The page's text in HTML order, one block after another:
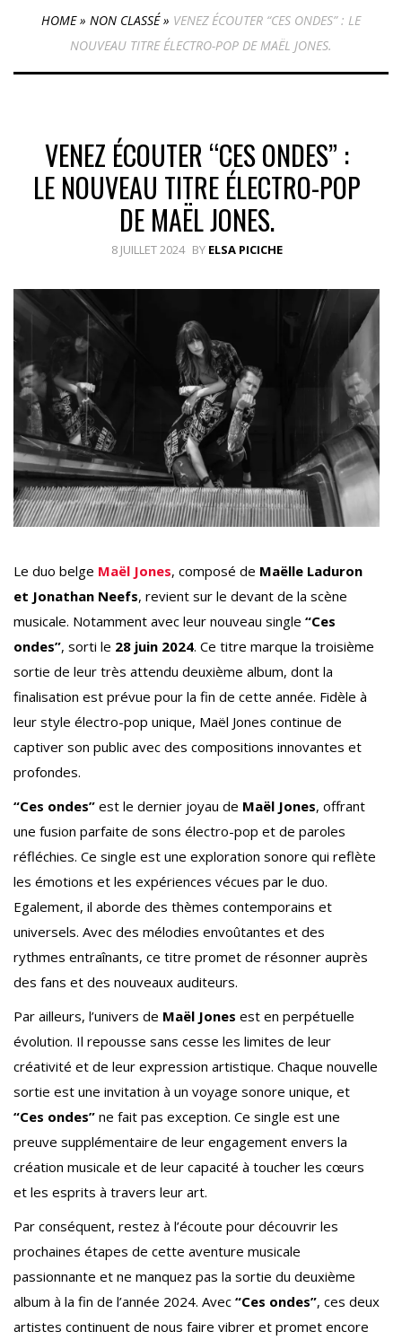
HOME» NON CLASSÉ» VENEZ ÉCOUTER “CES ONDES” : LE
NOUVEAU TITRE ÉLECTRO-POP DE MAËL JONES.
VENEZ ÉCOUTER “CES ONDES” :
LE NOUVEAU TITRE ÉLECTRO-POP
DE MAËL JONES.
8 JUILLET 2024 BY ELSA PICICHE
Le duo belge Maël Jones, composé de Maëlle Laduron
et Jonathan Neefs, revient sur le devant de la scène
musicale. Notamment avec leur nouveau single “Ces
ondes”, sorti le 28 juin 2024. Ce titre marque la troisième
sortie de leur très attendu deuxième album, dont la
finalisation est prévue pour la fin de cette année. Fidèle à
leur style électro-pop unique, Maël Jones continue de
captiver son public avec des compositions innovantes et
profondes.
“Ces ondes” est le dernier joyau de Maël Jones, offrant
une fusion parfaite de sons électro-pop et de paroles
réfléchies. Ce single est une exploration sonore qui reflète
les émotions et les expériences vécues par le duo.
Egalement, il aborde des thèmes contemporains et
universels. Avec des mélodies envoûtantes et des
rythmes entraînants, ce titre promet de résonner auprès
des fans et des nouveaux auditeurs.
Par ailleurs, l’univers de Maël Jones est en perpétuelle
évolution. Il repousse sans cesse les limites de leur
créativité et de leur expression artistique. Chaque nouvelle
sortie est une invitation à un voyage sonore unique, et
“Ces ondes” ne fait pas exception. Ce single est une
preuve supplémentaire de leur engagement envers la
création musicale et de leur capacité à toucher les cœurs
et les esprits à travers leur art.
Par conséquent, restez à l’écoute pour découvrir les
prochaines étapes de cette aventure musicale
passionnante et ne manquez pas la sortie du deuxième
album à la fin de l’année 2024. Avec “Ces ondes”, ces deux
artistes continuent de nous faire vibrer et promet encore